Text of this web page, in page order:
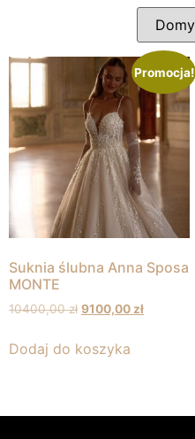
Promocja!
Suknia ślubna Anna Sposa
MONTE
10400,00zł 9100,00zł
Dodaj do koszyka